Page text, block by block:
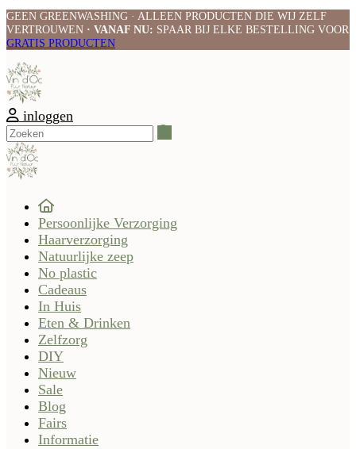
GEEN GREENWASHING · ALLEEN PRODUCTEN DIE WIJ ZELF
VERTROUWEN · VANAF NU: SPAAR BIJ ELKE BESTELLING VOOR
GRATIS PRODUCTEN
inloggen
Persoonlijke Verzorging
Haarverzorging
Natuurlijke zeep
No plastic
Cadeaus
In Huis
Eten & Drinken
Zelfzorg
DIY
Nieuw
Sale
Blog
Fairs
Informatie